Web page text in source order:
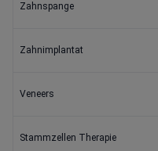
Zahnspange
Zahnimplantat
Veneers
Stammzellen Therapie